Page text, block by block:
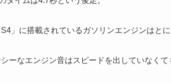
」に搭載されているガソリンエンジンはと
ーなエンジン音はスピードを出していなくて